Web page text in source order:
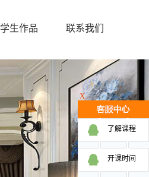
学生作品 联系我们
X
了解课程
开课时间